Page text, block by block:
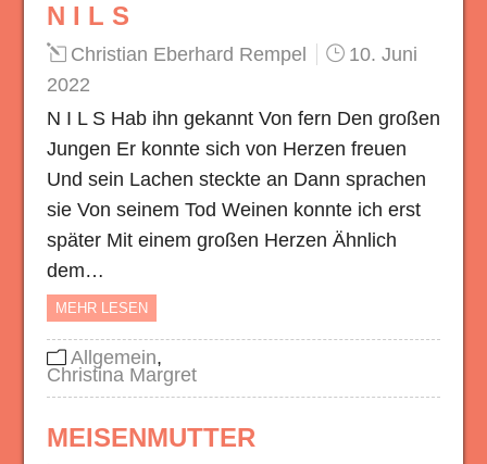
N I L S
Christian Eberhard Rempel
10. Juni
2022
N I L S Hab ihn gekannt Von fern Den großen
Jungen Er konnte sich von Herzen freuen
Und sein Lachen steckte an Dann sprachen
sie Von seinem Tod Weinen konnte ich erst
später Mit einem großen Herzen Ähnlich
dem…
MEHR LESEN
Allgemein,
Christina Margret
MEISENMUTTER